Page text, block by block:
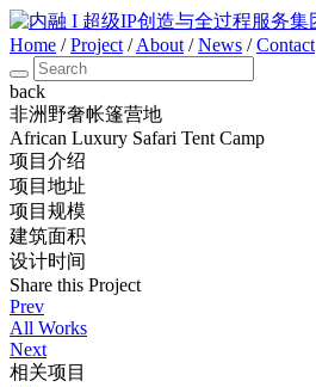
Home /Project /About /News /Contact
back
非洲野奢帐篷营地
African Luxury Safari Tent Camp
项目介绍
项目地址
项目规模
建筑面积
设计时间
Share this Project
Prev
All Works
Next
相关项目